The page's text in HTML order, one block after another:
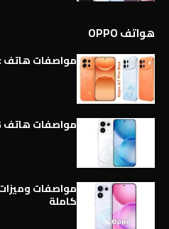
هواتف OPPO
مواصفات هاتف Oppo A7 Pro Max كاملة
مواصفات هاتف Oppo Reno 16 Pro 5G كاملة
كاملة